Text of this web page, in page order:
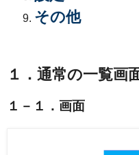
その他
１．通常の一覧画
１－１．画面